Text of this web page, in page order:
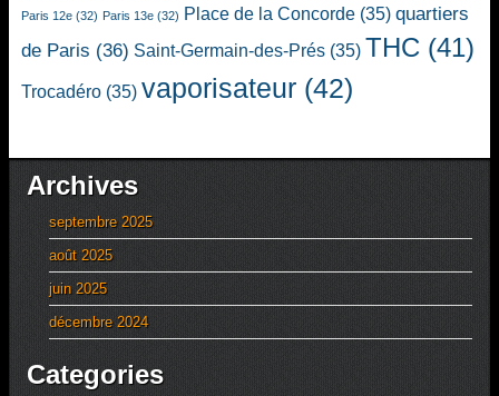
Paris 12e (32) Paris 13e (32) Place de la Concorde (35) quartiers
de Paris (36) Saint-Germain-des-Prés (35) THC (41)
Trocadéro (35) vaporisateur (42)
Archives
septembre 2025
août 2025
juin 2025
décembre 2024
Categories